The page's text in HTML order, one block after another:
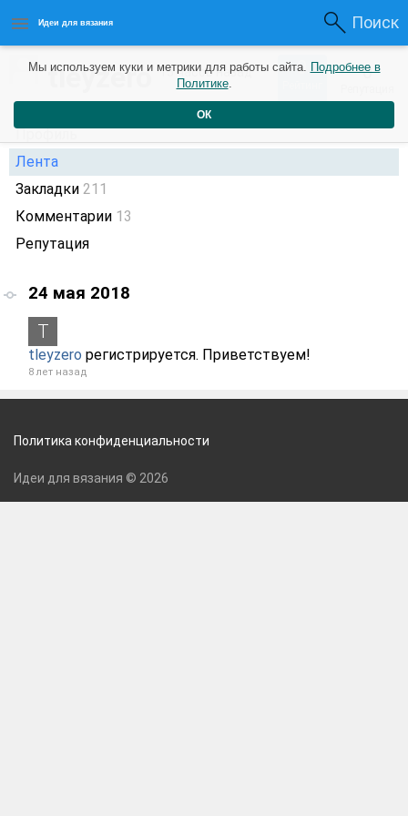
Идеи для вязания Поиск
tleyzero15 часов назад 0 0
Профиль
Лента
Закладки 211
Комментарии 13
Репутация
24 мая 2018
tleyzero регистрируется. Приветствуем!
8 лет назад
Мы используем куки и метрики для работы сайта. Подробнее в
Политике.
ОК
Политика конфиденциальности
Идеи для вязания © 2026